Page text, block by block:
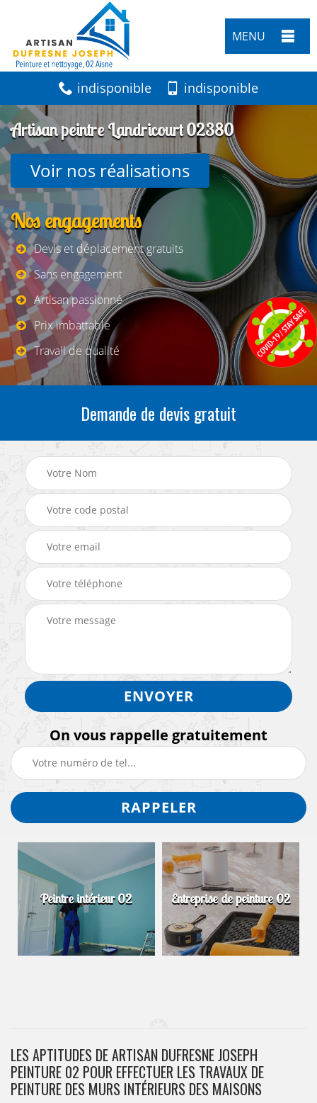
MENU
indisponible indisponible
Artisan peintre Landricourt 02380
Voir nos réalisations
Nos engagements
Devis et déplacement gratuits
Sans engagement
Artisan passionné
Prix imbattable
Travail de qualité
Demande de devis gratuit
On vous rappelle gratuitement
Peintre intérieur 02 Entreprise de peinture 02
LES APTITUDES DE ARTISAN DUFRESNE JOSEPH
PEINTURE 02 POUR EFFECTUER LES TRAVAUX DE
PEINTURE DES MURS INTÉRIEURS DES MAISONS